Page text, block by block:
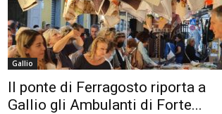
Gallio
Il ponte di Ferragosto riporta a
Gallio gli Ambulanti di Forte...